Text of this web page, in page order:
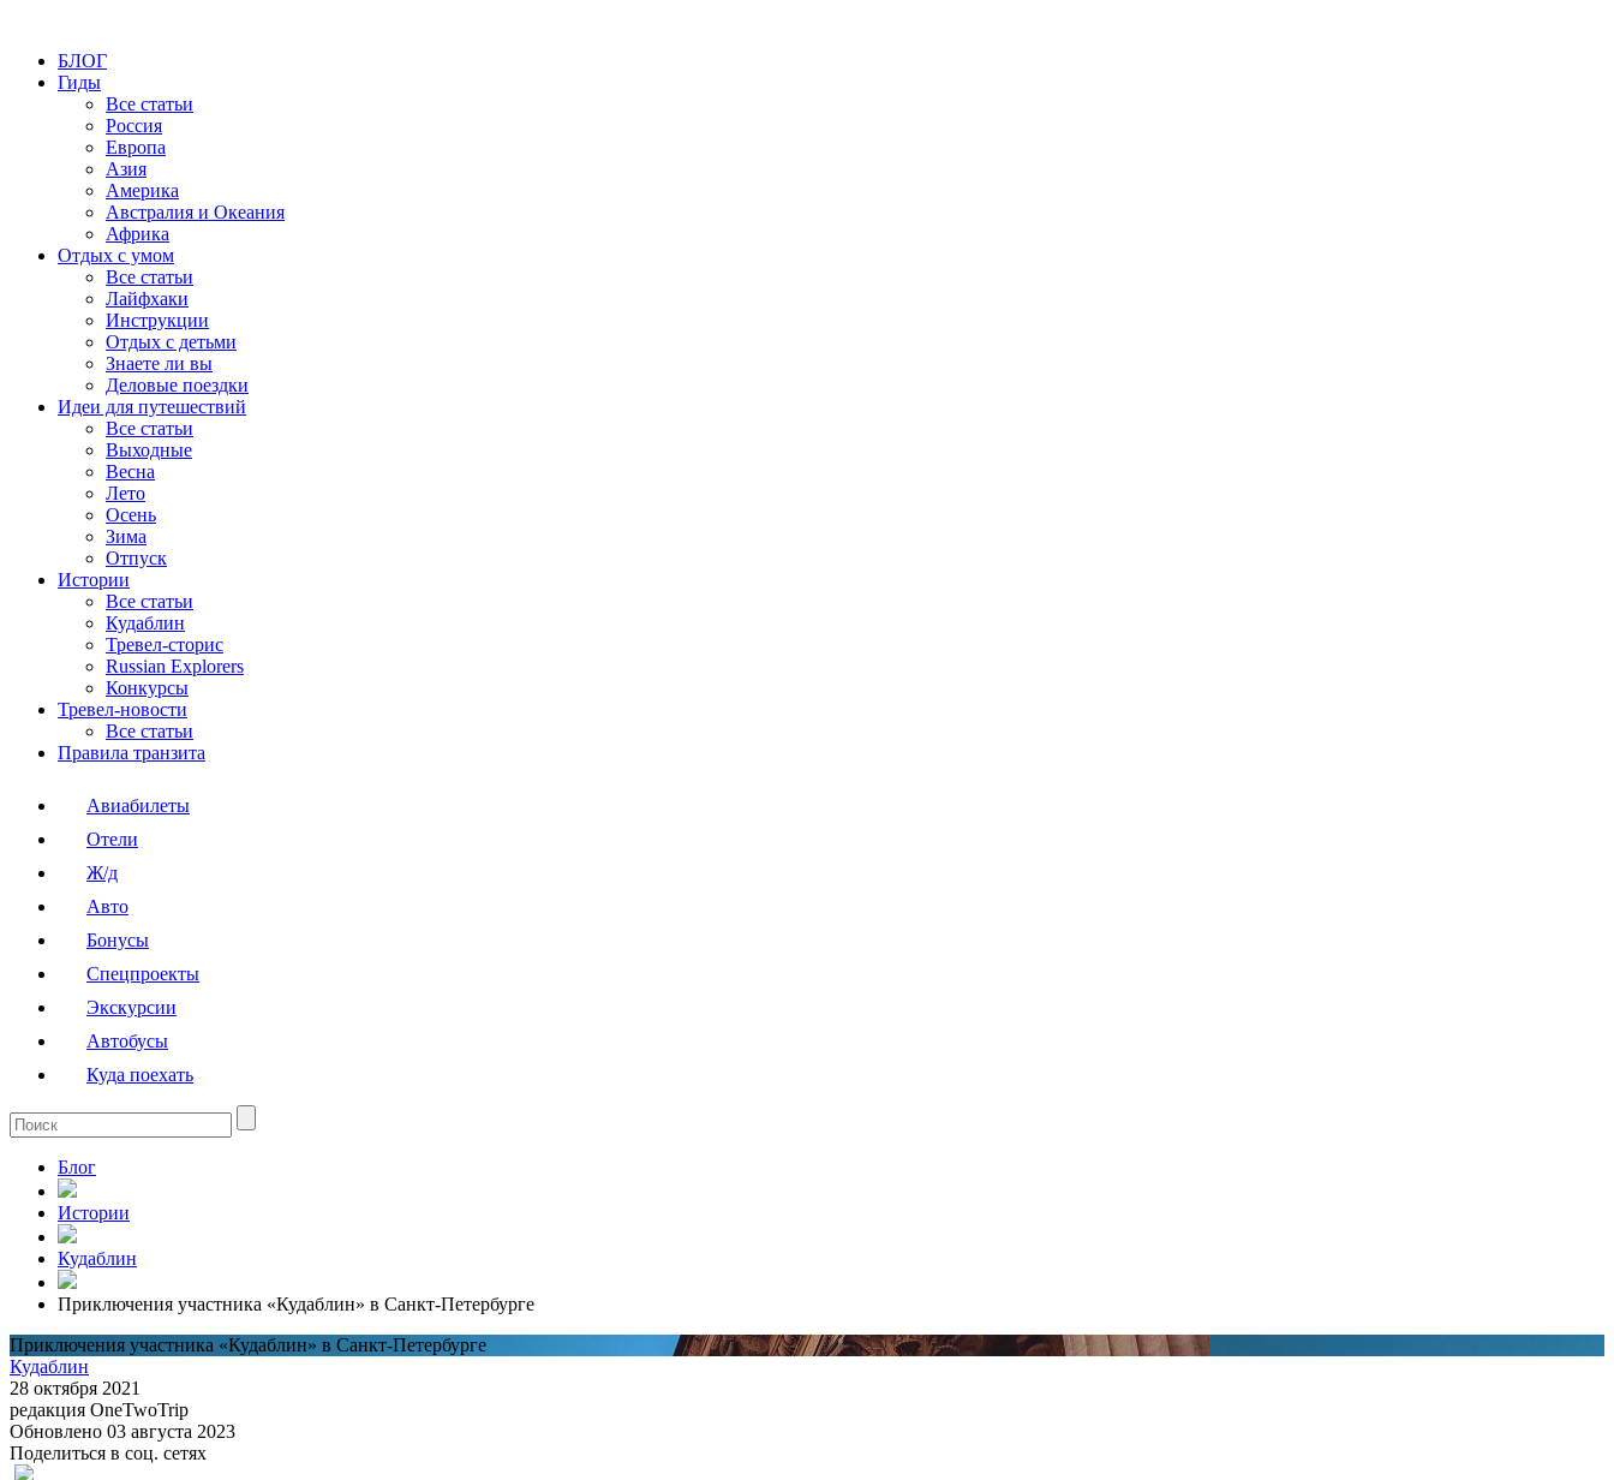
БЛОГ
Гиды
Все статьи
Россия
Европа
Азия
Америка
Австралия и Океания
Африка
Отдых с умом
Все статьи
Лайфхаки
Инструкции
Отдых с детьми
Знаете ли вы
Деловые поездки
Идеи для путешествий
Все статьи
Выходные
Весна
Лето
Осень
Зима
Отпуск
Истории
Все статьи
Кудаблин
Тревел-сторис
Russian Explorers
Конкурсы
Тревел-новости
Все статьи
Правила транзита
Авиабилеты
Отели
Ж/д
Авто
Бонусы
Спецпроекты
Экскурсии
Автобусы
Куда поехать
Блог
Истории
Кудаблин
Приключения участника «Кудаблин» в Санкт-Петербурге
Приключения участника «Кудаблин» в Санкт-Петербурге
Кудаблин
28 октября 2021
редакция OneTwoTrip
Обновлено 03 августа 2023
Поделиться в соц. сетях